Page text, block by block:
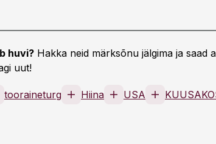
huvi? Hakka neid märksõnu jälgima ja saad
uut!
tooraineturg Hiina USA